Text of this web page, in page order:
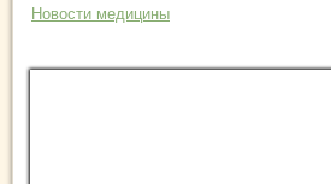
Новости медицины